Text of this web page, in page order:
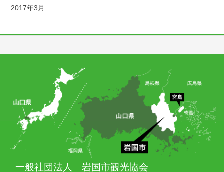
2017年3月
一般社団法人 岩国市観光協会